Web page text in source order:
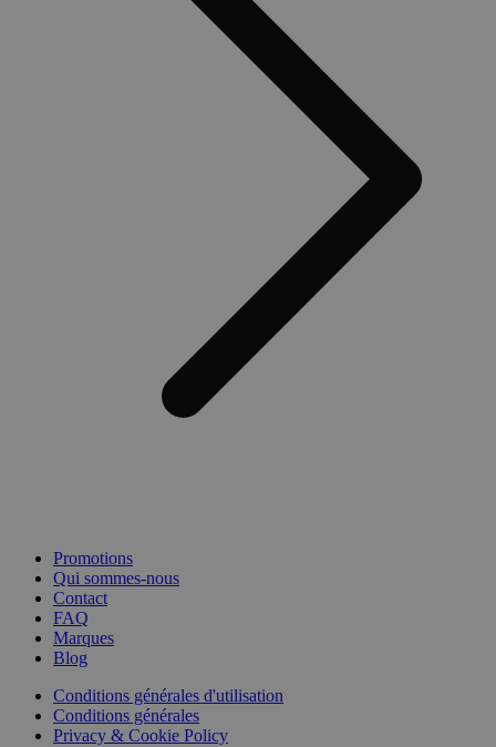
Promotions
Qui sommes-nous
Contact
FAQ
Marques
Blog
Conditions générales d'utilisation
Conditions générales
Privacy & Cookie Policy